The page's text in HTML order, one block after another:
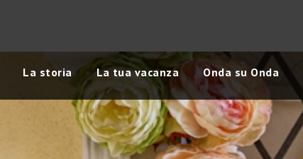
La storia La tua vacanza Onda su Onda